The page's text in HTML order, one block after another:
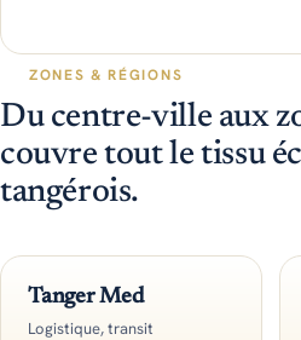
ZONES & RÉGIONS
Du centre-ville aux
couvre tout le tissu
tangérois.
Tanger Med
Logistique, transit